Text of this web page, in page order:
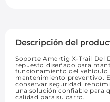
Descripción del
Soporte Amortig X-Trail Del
repuesto diseñado para
funcionamiento del vehículo
mantenimiento preventivo.
conservar seguridad,
una solución confiable para
calidad para su carro.